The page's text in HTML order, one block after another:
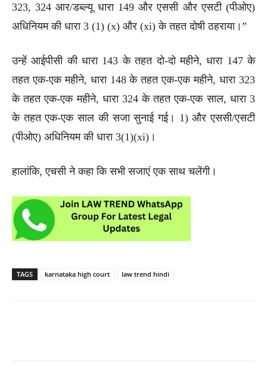
323, 324 आर/डब्ल्यू धारा 149 और एससी और एसटी (पीओए)
अधिनियम की धारा 3 (1) (x) और (xi) के तहत दोषी ठहराया।”
उन्हें आईपीसी की धारा 143 के तहत दो-दो महीने, धारा 147 के
तहत एक-एक महीने, धारा 148 के तहत एक-एक महीने, धारा 323
के तहत एक-एक महीने, धारा 324 के तहत एक-एक साल, धारा 3
के तहत एक-एक साल की सजा सुनाई गई। 1) और एससी/एसटी
(पीओए) अधिनियम की धारा 3(1)(xi)।
हालांकि, एचसी ने कहा कि सभी सजाएं एक साथ चलेंगी।
TAGS karnataka high court law trend hindi